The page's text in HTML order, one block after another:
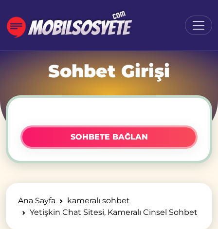
Sohbet Girişi
SOHBETE BAĞLAN
Ana Sayfa
kameralı sohbet
Yetişkin Chat Sitesi, Kameralı Cinsel Sohbet